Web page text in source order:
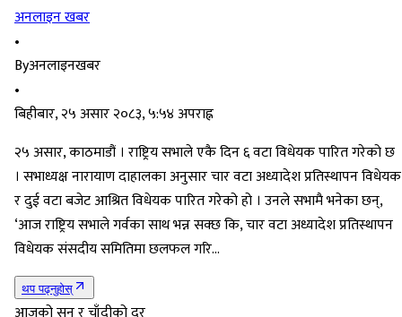
अनलाइन खबर
•
Byअनलाइनखबर
•
बिहीबार, २५ असार २०८३, ५:५४ अपराह्न
२५ असार, काठमाडौं । राष्ट्रिय सभाले एकै दिन ६ वटा विधेयक पारित गरेको छ
। सभाध्यक्ष नारायाण दाहालका अनुसार चार वटा अध्यादेश प्रतिस्थापन विधेयक
र दुई वटा बजेट आश्रित विधेयक पारित गरेको हो । उनले सभामै भनेका छन्,
‘आज राष्ट्रिय सभाले गर्वका साथ भन्न सक्छ कि, चार वटा अध्यादेश प्रतिस्थापन
विधेयक संसदीय समितिमा छलफल गरि…
थप पढ्नुहोस्